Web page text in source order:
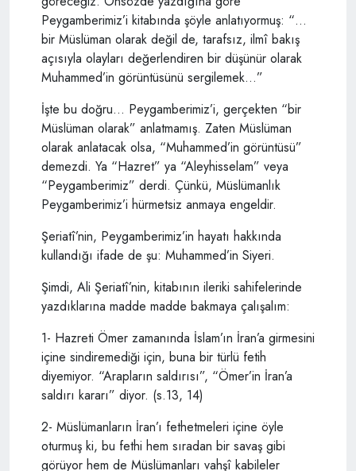
Peygamberimiz’i kitabında şöyle anlatıyormuş: “…
bir Müslüman olarak değil de, tarafsız, ilmî bakış
açısıyla olayları değerlendiren bir düşünür olarak
Muhammed’in görüntüsünü sergilemek…”
İşte bu doğru… Peygamberimiz’i, gerçekten “bir
Müslüman olarak” anlatmamış. Zaten Müslüman
olarak anlatacak olsa, “Muhammed’in görüntüsü”
demezdi. Ya “Hazret” ya “Aleyhisselam” veya
“Peygamberimiz” derdi. Çünkü, Müslümanlık
Peygamberimiz’i hürmetsiz anmaya engeldir.
Şeriatî’nin, Peygamberimiz’in hayatı hakkında
kullandığı ifade de şu: Muhammed’in Siyeri.
Şimdi, Ali Şeriatî’nin, kitabının ileriki sahifelerinde
yazdıklarına madde madde bakmaya çalışalım:
1- Hazreti Ömer zamanında İslam’ın İran’a girmesini
içine sindiremediği için, buna bir türlü fetih
diyemiyor. “Arapların saldırısı”, “Ömer’in İran’a
saldırı kararı” diyor. (s.13, 14)
2- Müslümanların İran’ı fethetmeleri içine öyle
oturmuş ki, bu fethi hem sıradan bir savaş gibi
görüyor hem de Müslümanları vahşî kabileler